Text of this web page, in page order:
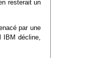
resterait un
par une
IBM décline,